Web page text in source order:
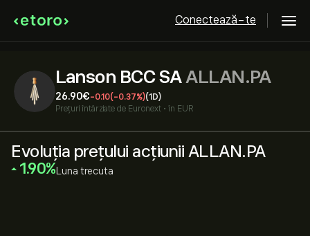
Conectează-te
Lanson BCC SAALLAN.PA
26.90‎€‎-0.10(-0.37%)(1D)
Prețuri întârziate de Euronext • în EUR
Evoluția prețului acțiunii ALLAN.PA
‎1.90‎ Luna trecuta